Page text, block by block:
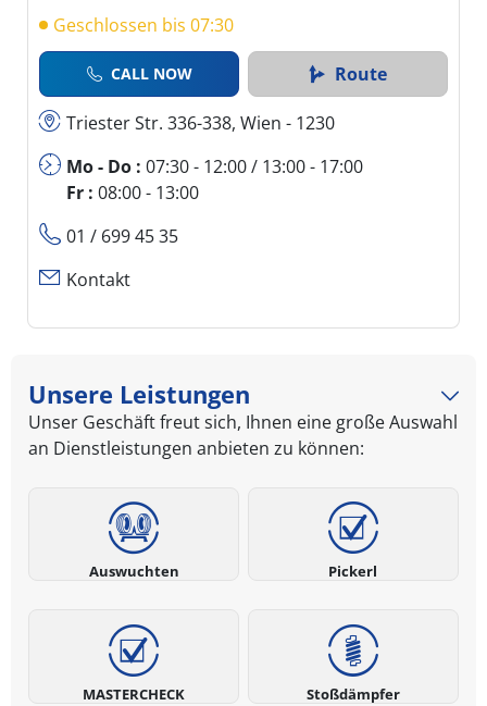
Geschlossen bis 07:30
CALL NOW Route
Triester Str. 336-338, Wien - 1230
Mo - Do : 07:30 - 12:00 / 13:00 - 17:00
Fr : 08:00 - 13:00
01 / 699 45 35
Kontakt
Unsere Leistungen
Unser Geschäft freut sich, Ihnen eine große Auswahl
an Dienstleistungen anbieten zu können:
Auswuchten Pickerl
MASTERCHECK Stoßdämpfer